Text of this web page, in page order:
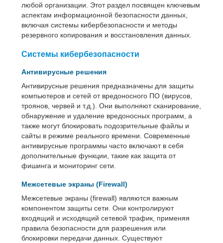
любой организации. Этот раздел посвящен ключевым
аспектам информационной безопасности данных,
включая системы кибербезопасности и методы
резервного копирования и восстановления данных.
Системы кибербезопасности
Антивирусные решения
Антивирусные решения предназначены для защиты
компьютеров и сетей от вредоносного ПО (вирусов,
троянов, червей и т.д.). Они выполняют сканирование,
обнаружение и удаление вредоносных программ, а
также могут блокировать подозрительные файлы и
сайты в режиме реального времени. Современные
антивирусные программы часто включают в себя
дополнительные функции, такие как защита от
фишинга и мониторинг сети.
Межсетевые экраны (Firewall)
Межсетевые экраны (firewall) являются важным
компонентом защиты сети. Они контролируют
входящий и исходящий сетевой трафик, применяя
правила безопасности для разрешения или
блокировки передачи данных. Существуют